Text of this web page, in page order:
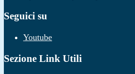
Seguici su
Youtube
Sezione Link Utili